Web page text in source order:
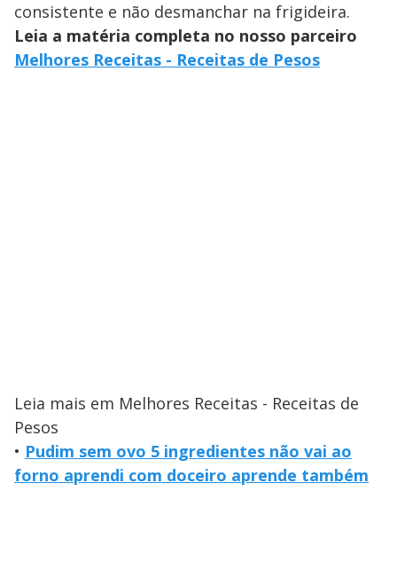
consistente e não desmanchar na frigideira.
Leia a matéria completa no nosso parceiro
Melhores Receitas - Receitas de Pesos
Leia mais em Melhores Receitas - Receitas de
Pesos
• Pudim sem ovo 5 ingredientes não vai ao
forno aprendi com doceiro aprende também